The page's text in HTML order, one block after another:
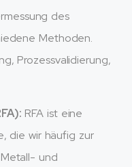
des
Methoden.
Prozessvalidierung,
RFA ist eine
die wir häufig zur
und